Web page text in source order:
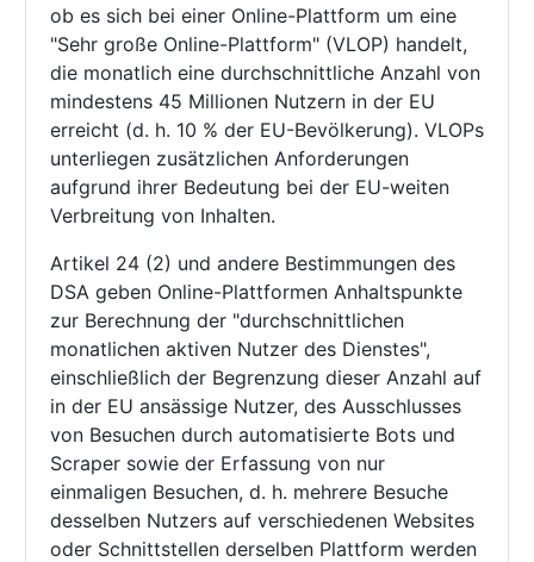
ob es sich bei einer Online-Plattform um eine
"Sehr große Online-Plattform" (VLOP) handelt,
die monatlich eine durchschnittliche Anzahl von
mindestens 45 Millionen Nutzern in der EU
erreicht (d. h. 10 % der EU-Bevölkerung). VLOPs
unterliegen zusätzlichen Anforderungen
aufgrund ihrer Bedeutung bei der EU-weiten
Verbreitung von Inhalten.
Artikel 24 (2) und andere Bestimmungen des
DSA geben Online-Plattformen Anhaltspunkte
zur Berechnung der "durchschnittlichen
monatlichen aktiven Nutzer des Dienstes",
einschließlich der Begrenzung dieser Anzahl auf
in der EU ansässige Nutzer, des Ausschlusses
von Besuchen durch automatisierte Bots und
Scraper sowie der Erfassung von nur
einmaligen Besuchen, d. h. mehrere Besuche
desselben Nutzers auf verschiedenen Websites
oder Schnittstellen derselben Plattform werden